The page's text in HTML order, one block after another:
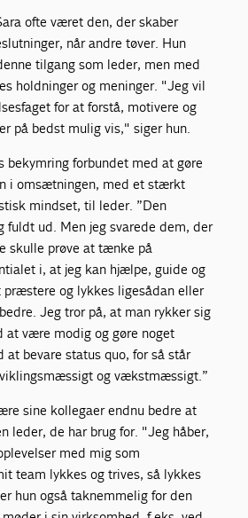
ofte været den, der skaber
når andre tøver. Hun
tilgang som leder, men med
holdninger og meninger. "Jeg vil
for at forstå, motivere og
på bedst mulig vis," siger hun.
bekymring forbundet med at gøre
i omsætningen, med et stærkt
mindset, til leder. ”Den
fuldt ud. Men jeg svarede dem, der
skulle prøve at tænke på
i, at jeg kan hjælpe, guide og
og lykkes ligesådan eller
Jeg tror på, at man rykker sig
at være modig og gøre noget
at bevare status quo, for så står
og vækstmæssigt.”
sine kollegaer endnu bedre at
leder, de har brug for. "Jeg håber,
med mig som
team lykkes og trives, så lykkes
hun også taknemmelig for den